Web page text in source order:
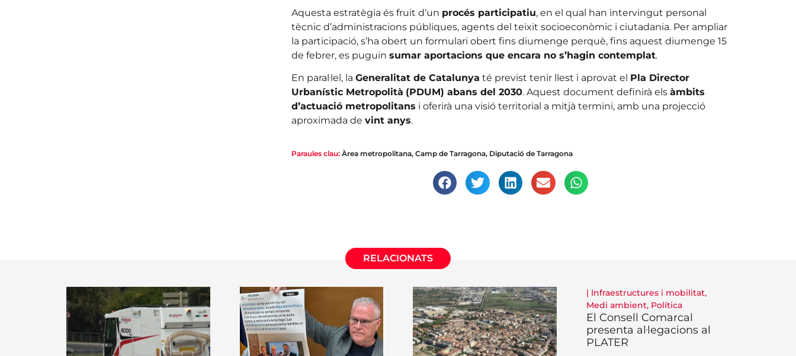
Aquesta estratègia és fruit d’un procés participatiu, en el qual han intervingut personal
tècnic d’administracions públiques, agents del teixit socioeconòmic i ciutadania. Per ampliar
la participació, s’ha obert un formulari obert fins diumenge perquè, fins aquest diumenge 15
de febrer, es puguin sumar aportacions que encara no s’hagin contemplat.
En paral·lel, la Generalitat de Catalunya té previst tenir llest i aprovat el Pla Director
Urbanístic Metropolità (PDUM) abans del 2030. Aquest document definirà els àmbits
d’actuació metropolitans i oferirà una visió territorial a mitjà termini, amb una projecció
aproximada de vint anys.
Paraules clau: Àrea metropolitana, Camp de Tarragona, Diputació de Tarragona
RELACIONATS
| Infraestructures i mobilitat,
Medi ambient, Política
El Consell Comarcal
presenta al·legacions al
PLATER